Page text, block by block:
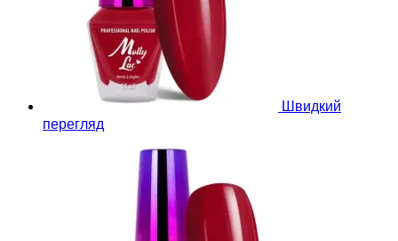
Швидкий
перегляд